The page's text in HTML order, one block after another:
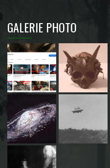
GALERIE PHOTO